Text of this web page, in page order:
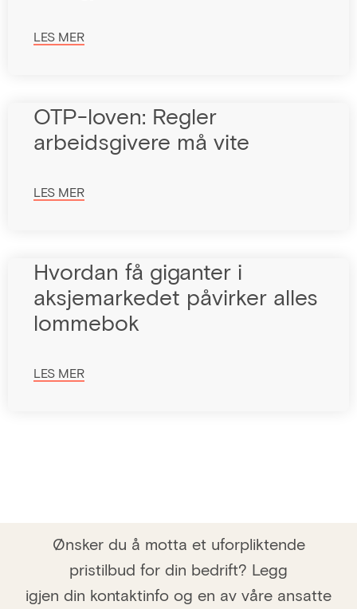
LES MER
OTP-loven: Regler
arbeidsgivere må vite
LES MER
Hvordan få giganter i
aksjemarkedet påvirker alles
lommebok
LES MER
Ønsker du å motta et uforpliktende
pristilbud for din bedrift? Legg
igjen din kontaktinfo og en av våre ansatte